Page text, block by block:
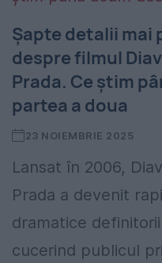
Șapte detalii
despre filmul
Prada. Ce știm
partea a doua
23 NOIEMBRIE 2025
Lansat în 2006,
Prada a devenit
dramatice
cucerind publicul